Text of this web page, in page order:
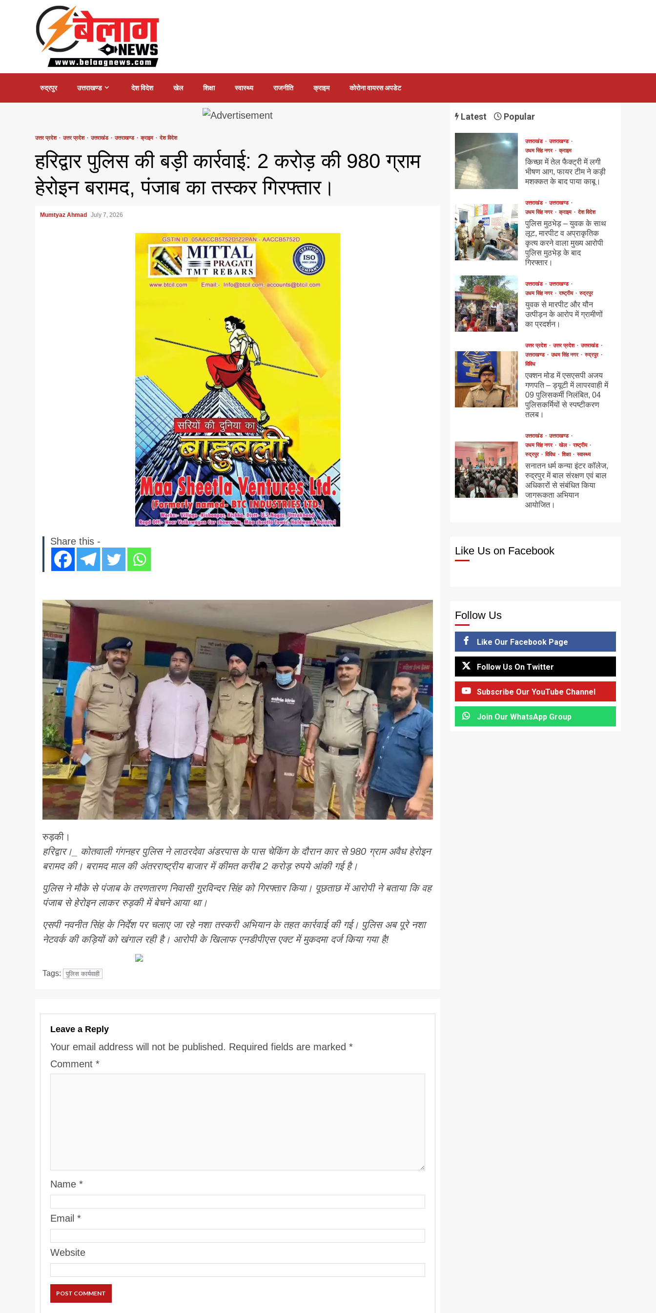
रुद्रपुर उत्तराखण्ड देश विदेश खेल शिक्षा स्वास्थ्य राजनीति क्राइम कोरोना वायरस अपडेट
उत्तर प्रदेश उत्तर प्रदेश उत्तराखंड उत्तराखण्ड क्राइम देश विदेश
हरिद्वार पुलिस की बड़ी कार्रवाई: 2 करोड़ की 980 ग्राम
हेरोइन बरामद, पंजाब का तस्कर गिरफ्तार।
Mumtyaz Ahmad July 7, 2026
Share this -
रुड़की।
हरिद्वार।_ कोतवाली गंगनहर पुलिस ने लाठरदेवा अंडरपास के पास चेकिंग के दौरान कार से 980 ग्राम अवैध हेरोइन
बरामद की। बरामद माल की अंतरराष्ट्रीय बाजार में कीमत करीब 2 करोड़ रुपये आंकी गई है।
पुलिस ने मौके से पंजाब के तरणतारण निवासी गुरविन्दर सिंह को गिरफ्तार किया। पूछताछ में आरोपी ने बताया कि वह
पंजाब से हेरोइन लाकर रुड़की में बेचने आया था।
एसपी नवनीत सिंह के निर्देश पर चलाए जा रहे नशा तस्करी अभियान के तहत कार्रवाई की गई। पुलिस अब पूरे नशा
नेटवर्क की कड़ियों को खंगाल रही है। आरोपी के खिलाफ एनडीपीएस एक्ट में मुकदमा दर्ज किया गया है!
Tags: पुलिस कार्यवाही
Leave a Reply
Your email address will not be published. Required fields are marked *
Comment *
Name *
Email *
Website
Latest Popular
उत्तराखंड
उत्तराखण्ड
उधम सिंह नगर
क्राइम
किच्छा में तेल फैक्ट्री में लगी
भीषण आग, फायर टीम ने कड़ी
मशक्कत के बाद पाया काबू।
उत्तराखंड
उत्तराखण्ड
उधम सिंह नगर
क्राइम देश विदेश
पुलिस मुठभेड़ – युवक के साथ
लूट, मारपीट व अप्राकृतिक
कृत्य करने वाला मुख्य आरोपी
पुलिस मुठभेड़ के बाद
गिरफ्तार।
उत्तराखंड
उत्तराखण्ड
उधम सिंह नगर
राष्ट्रीय रुद्रपुर
युवक से मारपीट और यौन
उत्पीड़न के आरोप में ग्रामीणों
का प्रदर्शन।
उत्तर प्रदेश उत्तर प्रदेश
उत्तराखंड
उत्तराखण्ड
उधम सिंह नगर
रुद्रपुर
विविध
एक्शन मोड में एसएसपी अजय
गणपति – ड्यूटी में लापरवाही में
09 पुलिसकर्मी निलंबित, 04
पुलिसकर्मियों से स्पष्टीकरण
तलब।
उत्तराखंड
उत्तराखण्ड
उधम सिंह नगर
खेल
राष्ट्रीय
रुद्रपुर
विविध शिक्षा स्वास्थ्य
सनातन धर्म कन्या इंटर कॉलेज,
रुद्रपुर में बाल संरक्षण एवं बाल
अधिकारों से संबंधित किया
जागरूकता अभियान
आयोजित।
Like Us on Facebook
Follow Us
Like Our Facebook Page
Follow Us On Twitter
Subscribe Our YouTube Channel
Join Our WhatsApp Group